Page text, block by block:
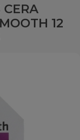
12